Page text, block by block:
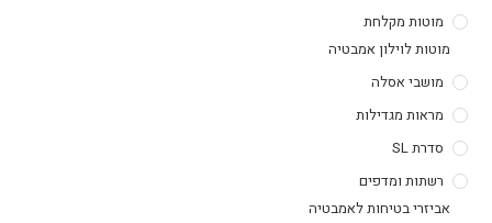
מוטות מקלחת
מוטות לוילון אמבטיה
מושבי אסלה
מראות מגדילות
סדרת SL
רשתות ומדפים
אביזרי בטיחות לאמבטיה